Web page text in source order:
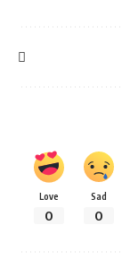
Love
0
Sad
0